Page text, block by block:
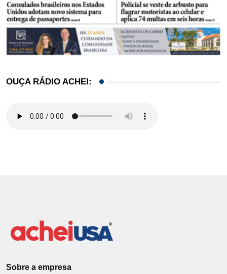
OUÇA RÁDIO ACHEI:
Sobre a empresa